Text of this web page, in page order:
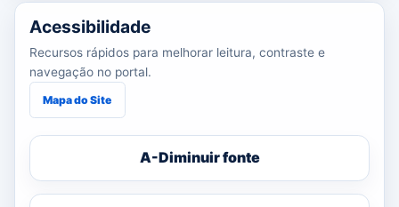
Acessibilidade
Recursos rápidos para melhorar leitura, contraste e
navegação no portal.
Mapa do Site
A-Diminuir fonte